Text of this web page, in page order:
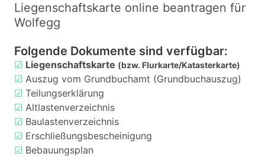
Liegenschaftskarte online beantragen für
Wolfegg
Folgende Dokumente sind verfügbar:
☑ Liegenschaftskarte (bzw. Flurkarte/Katasterkarte)
☑ Auszug vom Grundbuchamt (Grundbuchauszug)
☑ Teilungserklärung
☑ Altlastenverzeichnis
☑ Baulastenverzeichnis
☑ Erschließungsbescheinigung
☑ Bebauungsplan